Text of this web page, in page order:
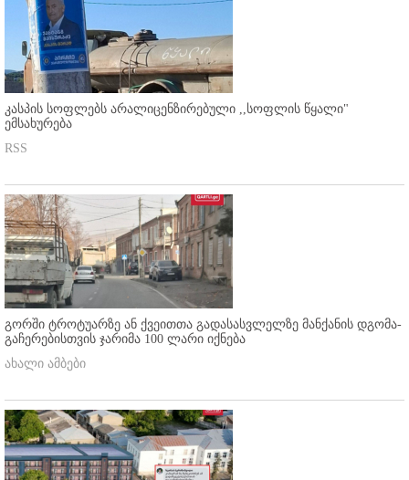
კასპის სოფლებს არალიცენზირებული ,,სოფლის წყალი"
ემსახურება
RSS
გორში ტროტუარზე ან ქვეითთა გადასასვლელზე მანქანის დგომა-
გაჩერებისთვის ჯარიმა 100 ლარი იქნება
ახალი ამბები